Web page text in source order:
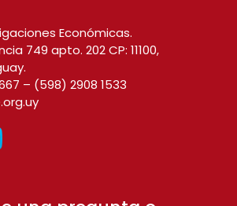
Económicas.
749 apto. 202 CP: 11100,
– (598) 2908 1533